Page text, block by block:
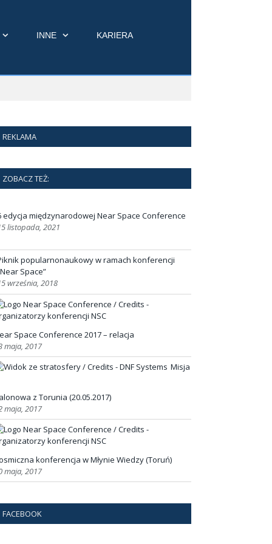
INNE KARIERA
REKLAMA
ZOBACZ TEŻ:
edycja międzynarodowej Near Space Conference
listopada, 2021
popularnonaukowy w ramach konferencji
„Near Space”
września, 2018
Space Conference 2017 – relacja
maja, 2017
Misja
z Torunia (20.05.2017)
maja, 2017
konferencja w Młynie Wiedzy (Toruń)
maja, 2017
FACEBOOK